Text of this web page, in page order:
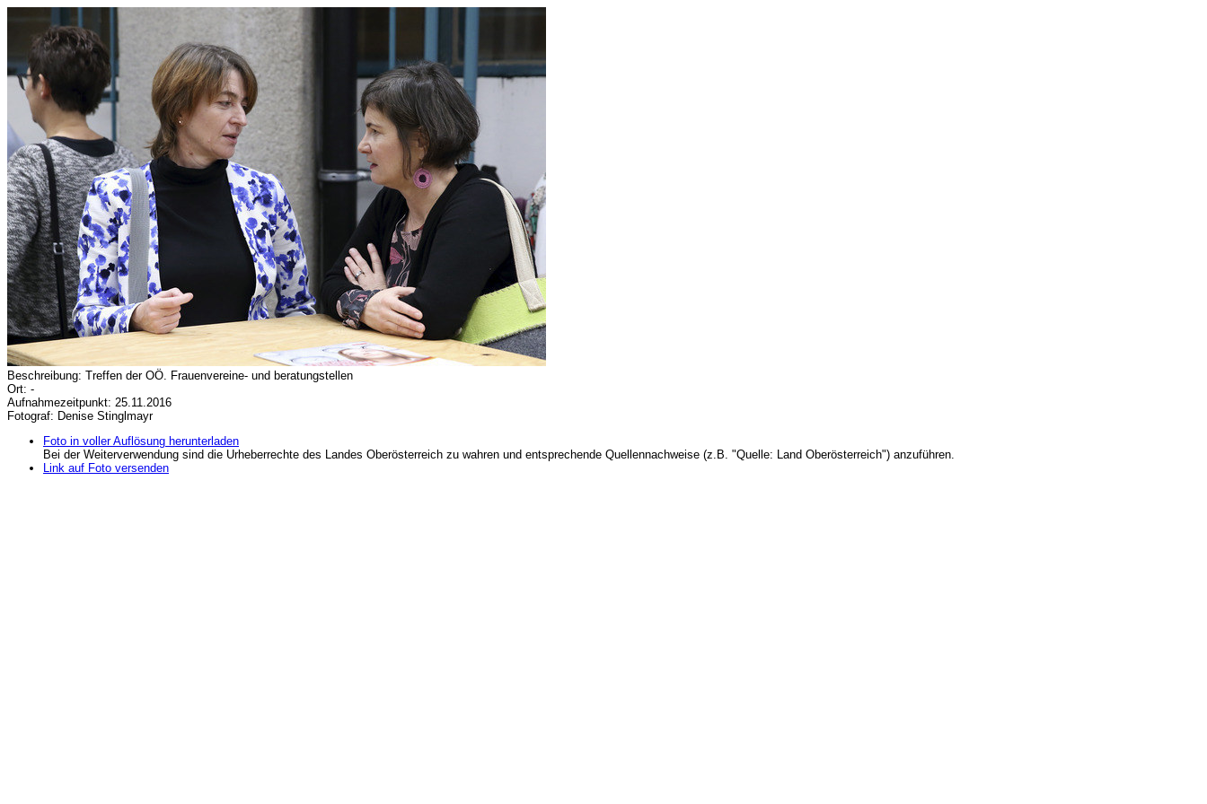
Beschreibung: Treffen der OÖ. Frauenvereine- und beratungstellen
Ort: -
Aufnahmezeitpunkt: 25.11.2016
Fotograf: Denise Stinglmayr
Foto in voller Auflösung herunterladen
Bei der Weiterverwendung sind die Urheberrechte des Landes Oberösterreich zu wahren und entsprechende Quellennachweise (z.B. "Quelle: Land Oberösterreich") anzuführen.
Link auf Foto versenden